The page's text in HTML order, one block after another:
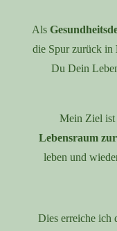
Als
die Spur zurück in
Du Dein
Mein Ziel ist
Lebensraum
leben und
Dies erreiche ich